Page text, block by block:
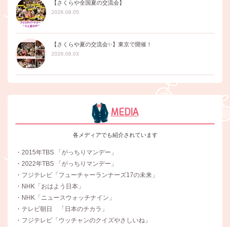
【さくらや全国夏の交流会】
2026.08.05
【さくらや夏の交流会✨】東京で開催！
2026.08.03
MEDIA
各メディアでも紹介されています
・2015年TBS 「がっちりマンデー」
・2022年TBS 「がっちりマンデー」
・フジテレビ「フューチャーランナーズ17の未来」
・NHK「おはよう日本」
・NHK「ニュースウォッチナイン」
・テレビ朝日 「日本のチカラ」
・フジテレビ「ウッチャンのクイズやさしいね」